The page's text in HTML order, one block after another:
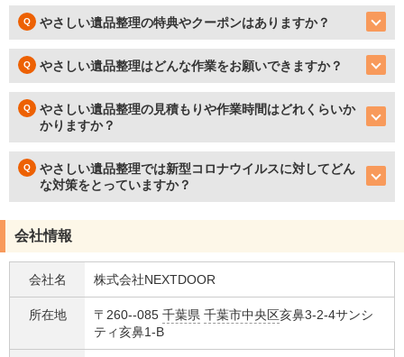
やさしい遺品整理の特典やクーポンはありますか？
やさしい遺品整理はどんな作業をお願いできますか？
やさしい遺品整理の見積もりや作業時間はどれくらいか
かりますか？
やさしい遺品整理では新型コロナウイルスに対してどん
な対策をとっていますか？
会社情報
会社名 株式会社NEXTDOOR
所在地 〒260--085 千葉県 千葉市中央区亥鼻3-2-4サンシ
ティ亥鼻1-B